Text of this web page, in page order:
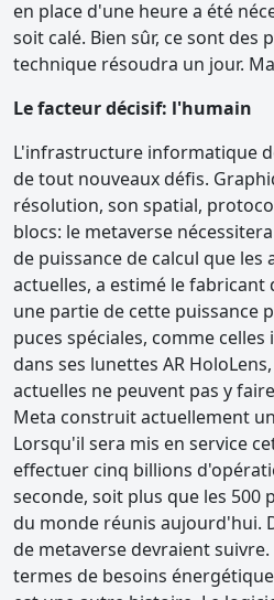
en place d'une heure a été
soit calé. Bien sûr, ce sont des
technique résoudra un jour.
Le facteur décisif: l'humain
L'infrastructure informatique
de tout nouveaux défis.
résolution, son spatial,
blocs: le metaverse
de puissance de calcul que les
actuelles, a estimé le fabricant
une partie de cette puissance
puces spéciales, comme
dans ses lunettes AR
actuelles ne peuvent pas y
Meta construit actuellement
Lorsqu'il sera mis en service
effectuer cinq billions
seconde, soit plus que les
du monde réunis aujourd'hui.
de metaverse devraient
termes de besoins